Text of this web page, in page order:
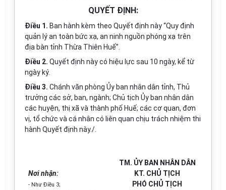
QUYẾT ĐỊNH:
Điều 1. Ban hành kèm theo Quyết định này “Quy định
quản lý an toàn bức xạ, an ninh nguồn phóng xạ trên
địa bàn tỉnh Thừa Thiên Huế”.
Điều 2. Quyết định này có hiệu lực sau 10 ngày, kể từ
ngày ký.
Điều 3. Chánh văn phòng Ủy ban nhân dân tỉnh, Thủ
trưởng các sở, ban, ngành; Chủ tịch Ủy ban nhân dân
các huyện, thị xã và thành phố Huế; các cơ quan, đơn
vị, tổ chức và cá nhân có liên quan chịu trách nhiệm thi
hành Quyết định này./.
Nơi nhận:
- Như Điều 3;
TM. ỦY BAN NHÂN DÂN
KT. CHỦ TỊCH
PHÓ CHỦ TỊCH